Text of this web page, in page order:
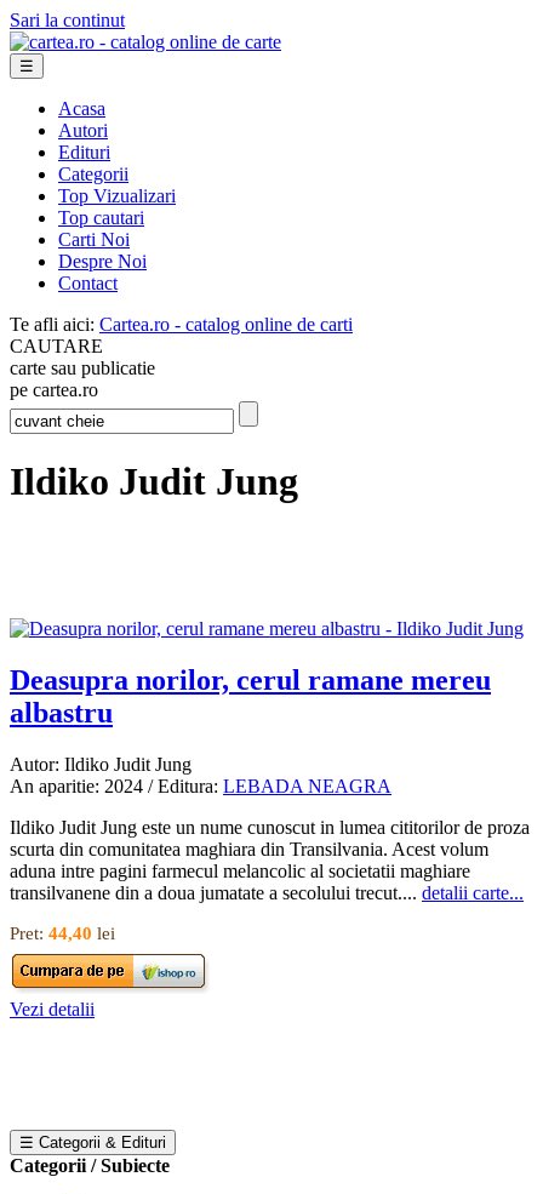
Sari la continut
☰
Acasa
Autori
Edituri
Categorii
Top Vizualizari
Top cautari
Carti Noi
Despre Noi
Contact
Te afli aici: Cartea.ro - catalog online de carti
CAUTARE
carte sau publicatie
pe cartea.ro
Ildiko Judit Jung
Deasupra norilor, cerul ramane mereu
albastru
Autor: Ildiko Judit Jung
An aparitie: 2024 / Editura: LEBADA NEAGRA
Ildiko Judit Jung este un nume cunoscut in lumea cititorilor de proza
scurta din comunitatea maghiara din Transilvania. Acest volum
aduna intre pagini farmecul melancolic al societatii maghiare
transilvanene din a doua jumatate a secolului trecut.... detalii carte...
Pret: 44,40 lei
Vezi detalii
☰ Categorii & Edituri
Categorii / Subiecte